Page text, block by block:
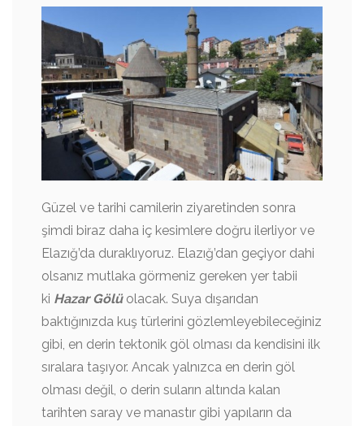
Güzel ve tarihi camilerin ziyaretinden sonra
şimdi biraz daha iç kesimlere doğru ilerliyor ve
Elazığ’da duraklıyoruz. Elazığ’dan geçiyor dahi
olsanız mutlaka görmeniz gereken yer tabii
ki Hazar Gölüolacak. Suya dışarıdan
baktığınızda kuş türlerini gözlemleyebileceğiniz
gibi, en derin tektonik göl olması da kendisini ilk
sıralara taşıyor. Ancak yalnızca en derin göl
olması değil, o derin suların altında kalan
tarihten saray ve manastır gibi yapıların da